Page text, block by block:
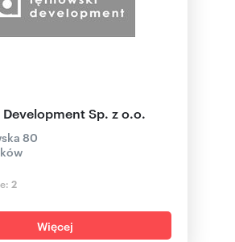
Sp. z o.o.
80
2
Więcej